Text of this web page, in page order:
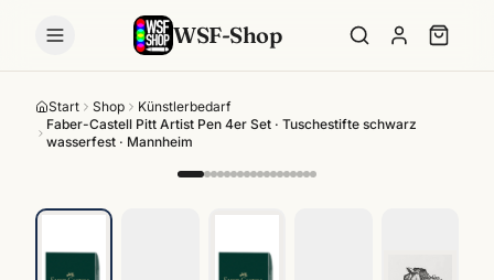
WSF-Shop
Start Shop
Künstlerbedarf
Faber-Castell Pitt Artist Pen 4er Set · Tuschestifte schwarz
wasserfest · Mannheim